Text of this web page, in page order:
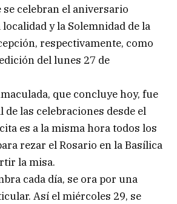
se celebran el aniversario
y la Solemnidad de la
respectivamente, como
del lunes 27 de
que concluye hoy, fue
las celebraciones desde el
es a la misma hora todos los
rezar el Rosario en la Basílica
la misa.
cada día, se ora por una
Así el miércoles 29, se